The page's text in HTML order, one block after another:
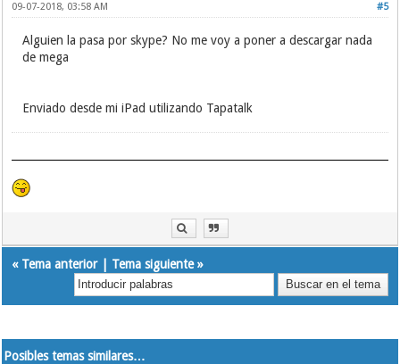
#5
09-07-2018, 03:58 AM
Alguien la pasa por skype? No me voy a poner a descargar nada
de mega
Enviado desde mi iPad utilizando Tapatalk
« Tema anterior| Tema siguiente»
Posibles temas similares…